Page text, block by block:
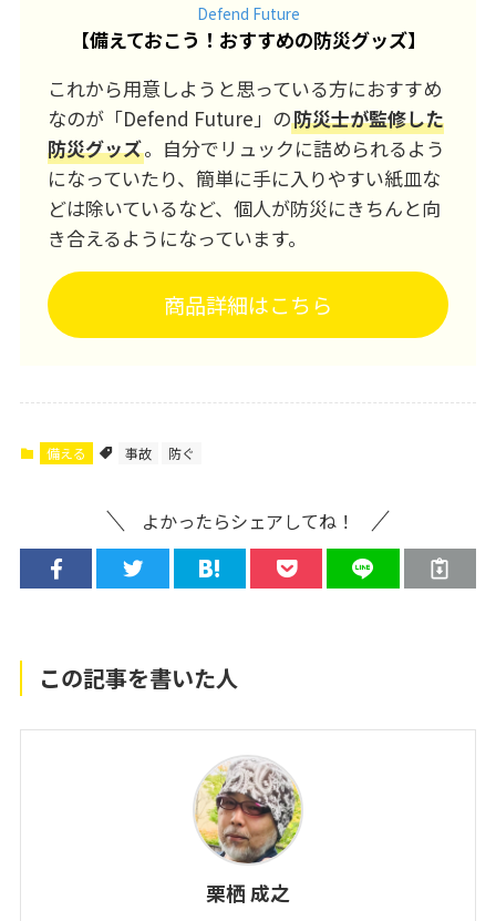
Defend Future
【備えておこう！おすすめの防災グッズ】
これから用意しようと思っている方におすすめ
なのが「Defend Future」の防災士が監修した
防災グッズ。自分でリュックに詰められるよう
になっていたり、簡単に手に入りやすい紙皿な
どは除いているなど、個人が防災にきちんと向
き合えるようになっています。
商品詳細はこちら
備える 事故 防ぐ
よかったらシェアしてね！
この記事を書いた人
栗栖 成之